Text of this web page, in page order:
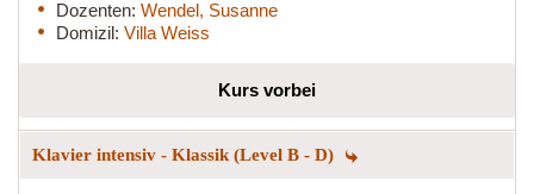
Dozenten: Wendel, Susanne
Domizil: Villa Weiss
Kurs vorbei
Klavier intensiv - Klassik (Level B - D)